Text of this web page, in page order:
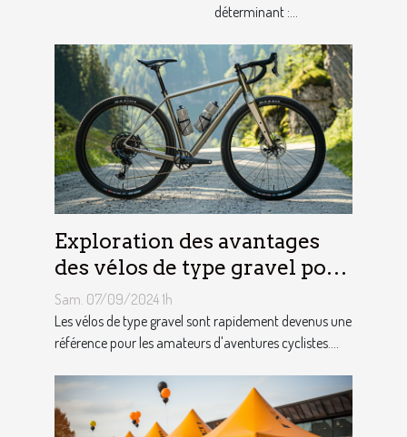
déterminant :...
Exploration des avantages
des vélos de type gravel pour
les aventuriers
Sam. 07/09/2024 1h
Les vélos de type gravel sont rapidement devenus une
référence pour les amateurs d'aventures cyclistes....